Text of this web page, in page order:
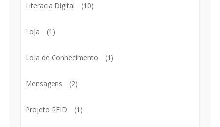
Literacia Digital (10)
Loja (1)
Loja de Conhecimento (1)
Mensagens (2)
Projeto RFID (1)